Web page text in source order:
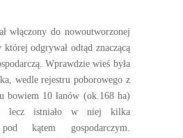
włączony do nowoutworzonej
odgrywał odtąd znaczącą
Wprawdzie wieś była
wedle rejestru poborowego z
bowiem 10 łanów (ok.168 ha)
lecz istniało w niej kilka
kątem gospodarczym.